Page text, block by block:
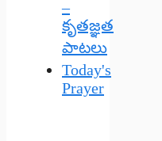
–
కృతజ్ఞత
పాటలు
Today's
Prayer